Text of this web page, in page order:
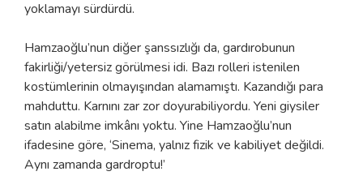
yoklamayı sürdürdü.
Hamzaoğlu’nun diğer şanssızlığı da, gardırobunun
fakirliği/yetersiz görülmesi idi. Bazı rolleri istenilen
kostümlerinin olmayışından alamamıştı. Kazandığı para
mahduttu. Karnını zar zor doyurabiliyordu. Yeni giysiler
satın alabilme imkânı yoktu. Yine Hamzaoğlu’nun
ifadesine göre, ‘Sinema, yalnız fizik ve kabiliyet değildi.
Aynı zamanda gardroptu!’